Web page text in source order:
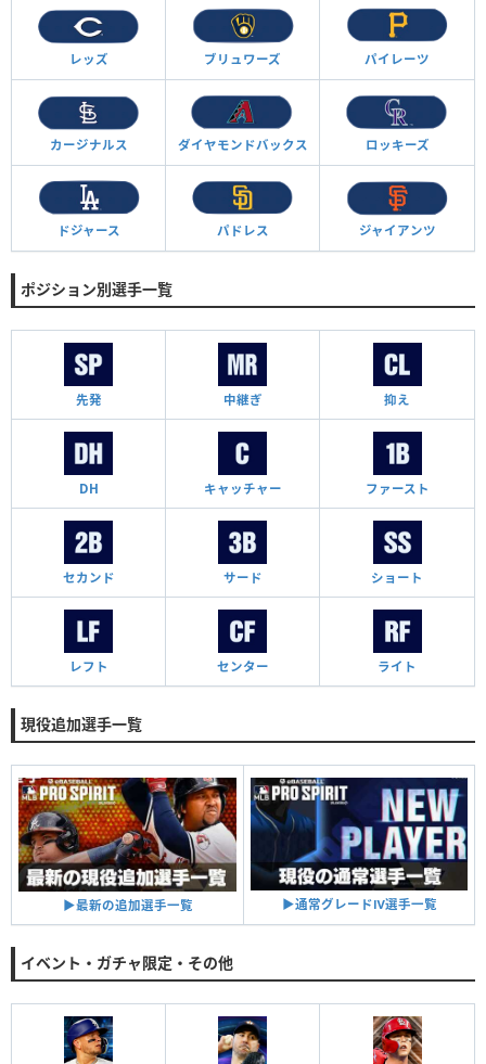
レッズ ブリュワーズ パイレーツ
カージナルス ダイヤモンドバックス ロッキーズ
ドジャース パドレス ジャイアンツ
ポジション別選手一覧
先発 中継ぎ 抑え
DH キャッチャー ファースト
セカンド サード ショート
レフト センター ライト
現役追加選手一覧
▶︎最新の追加選手一覧 ▶︎通常グレードⅣ選手一覧
イベント・ガチャ限定・その他